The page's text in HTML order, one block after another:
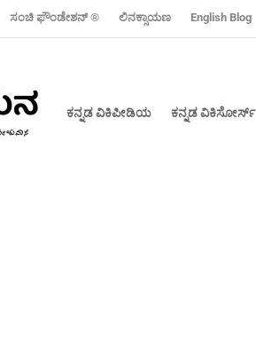
ಸಂಚಿ ಫೌಂಡೇಶನ್ ‍® ಲಿನಕ್ಸಾಯಣ ‍English Blog
ಕನ್ನಡ ವಿಕಿಪೀಡಿಯ ಕನ್ನಡ ವಿಕಿಸೋರ್ಸ್